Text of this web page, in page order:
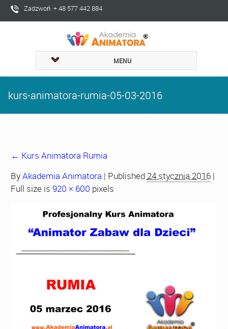
Zadzwoń + 48 577 442 884
MENU
kurs-animatora-rumia-05-03-2016
← Kurs Animatora Rumia
ByAkademia Animatora | Published 24 stycznia 2016|
Full size is 920 × 600 pixels